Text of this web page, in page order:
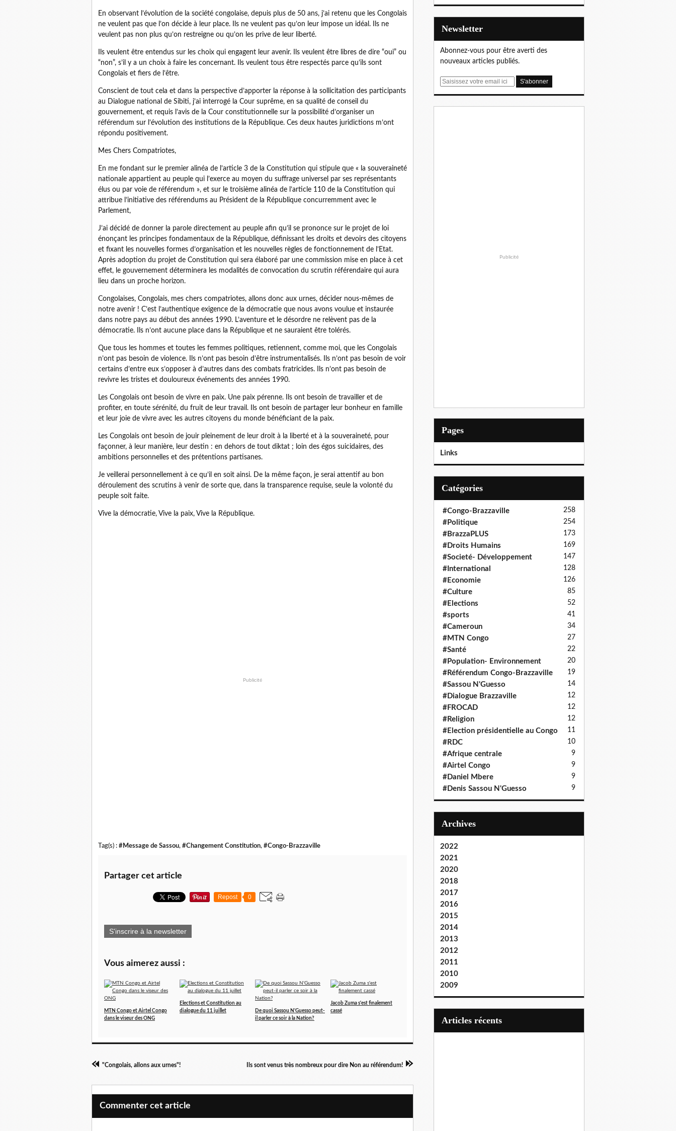
En observant l’évolution de la société congolaise, depuis plus de 50 ans, j’ai retenu que les Congolais
ne veulent pas que l’on décide à leur place. Ils ne veulent pas qu’on leur impose un idéal. Ils ne
veulent pas non plus qu’on restreigne ou qu’on les prive de leur liberté.
Ils veulent être entendus sur les choix qui engagent leur avenir. Ils veulent être libres de dire “oui” ou
“non”, s’il y a un choix à faire les concernant. Ils veulent tous être respectés parce qu’ils sont
Congolais et fiers de l’être.
Conscient de tout cela et dans la perspective d’apporter la réponse à la sollicitation des participants
au Dialogue national de Sibiti, j’ai interrogé la Cour suprême, en sa qualité de conseil du
gouvernement, et requis l’avis de la Cour constitutionnelle sur la possibilité d’organiser un
référendum sur l’évolution des institutions de la République. Ces deux hautes juridictions m’ont
répondu positivement.
Mes Chers Compatriotes,
En me fondant sur le premier alinéa de l’article 3 de la Constitution qui stipule que « la souveraineté
nationale appartient au peuple qui l’exerce au moyen du suffrage universel par ses représentants
élus ou par voie de référendum », et sur le troisième alinéa de l’article 110 de la Constitution qui
attribue l’initiative des référendums au Président de la République concurremment avec le
Parlement,
J’ai décidé de donner la parole directement au peuple afin qu’il se prononce sur le projet de loi
énonçant les principes fondamentaux de la République, définissant les droits et devoirs des citoyens
et fixant les nouvelles formes d’organisation et les nouvelles règles de fonctionnement de l’Etat.
Après adoption du projet de Constitution qui sera élaboré par une commission mise en place à cet
effet, le gouvernement déterminera les modalités de convocation du scrutin référendaire qui aura
lieu dans un proche horizon.
Congolaises, Congolais, mes chers compatriotes, allons donc aux urnes, décider nous-mêmes de
notre avenir ! C’est l’authentique exigence de la démocratie que nous avons voulue et instaurée
dans notre pays au début des années 1990. L’aventure et le désordre ne relèvent pas de la
démocratie. Ils n’ont aucune place dans la République et ne sauraient être tolérés.
Que tous les hommes et toutes les femmes politiques, retiennent, comme moi, que les Congolais
n’ont pas besoin de violence. Ils n’ont pas besoin d’être instrumentalisés. Ils n’ont pas besoin de voir
certains d’entre eux s’opposer à d’autres dans des combats fratricides. Ils n’ont pas besoin de
revivre les tristes et douloureux événements des années 1990.
Les Congolais ont besoin de vivre en paix. Une paix pérenne. Ils ont besoin de travailler et de
profiter, en toute sérénité, du fruit de leur travail. Ils ont besoin de partager leur bonheur en famille
et leur joie de vivre avec les autres citoyens du monde bénéficiant de la paix.
Les Congolais ont besoin de jouir pleinement de leur droit à la liberté et à la souveraineté, pour
façonner, à leur manière, leur destin : en dehors de tout diktat ; loin des égos suicidaires, des
ambitions personnelles et des prétentions partisanes.
Je veillerai personnellement à ce qu’il en soit ainsi. De la même façon, je serai attentif au bon
déroulement des scrutins à venir de sorte que, dans la transparence requise, seule la volonté du
peuple soit faite.
Vive la démocratie, Vive la paix, Vive la République.
Publicité
Tag(s) : #Message de Sassou, #Changement Constitution, #Congo-Brazzaville
Partager cet article
Repost 0
S'inscrire à la newsletter
Vous aimerez aussi :
MTN Congo et Airtel Congo
dans le viseur des ONG
Elections et Constitution au
dialogue du 11 juillet
De quoi Sassou N'Guesso peut-
il parler ce soir à la Nation?
Jacob Zuma s'est finalement
cassé
"Congolais, allons aux urnes"! Ils sont venus très nombreux pour dire Non au référendum!
Commenter cet article
Newsletter
Abonnez-vous pour être averti des
nouveaux articles publiés.
E
Publicité
Pages
Links
Catégories
#Congo-Brazzaville 258
#Politique 254
#BrazzaPLUS 173
#Droits Humains 169
#Societé- Développement 147
#International 128
#Economie 126
#Culture 85
#Elections 52
#sports 41
#Cameroun 34
#MTN Congo 27
#Santé 22
#Population- Environnement 20
#Référendum Congo-Brazzaville 19
#Sassou N'Guesso 14
#Dialogue Brazzaville 12
#FROCAD 12
#Religion 12
#Election présidentielle au Congo 11
#RDC 10
#Afrique centrale 9
#Airtel Congo 9
#Daniel Mbere 9
#Denis Sassou N'Guesso 9
Archives
2022
2021
2020
2018
2017
2016
2015
2014
2013
2012
2011
2010
2009
articles récents